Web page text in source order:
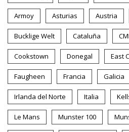
Armoy Asturias Austria
Bucklige Welt Cataluña
Cookstown Donegal East
Faugheen Francia Galicia
Irlanda del Norte Italia
Le Mans Munster 100